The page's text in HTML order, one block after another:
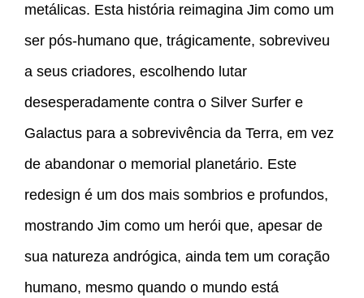
metálicas. Esta história reimagina Jim como um
ser pós-humano que, trágicamente, sobreviveu
a seus criadores, escolhendo lutar
desesperadamente contra o Silver Surfer e
Galactus para a sobrevivência da Terra, em vez
de abandonar o memorial planetário. Este
redesign é um dos mais sombrios e profundos,
mostrando Jim como um herói que, apesar de
sua natureza andrógica, ainda tem um coração
humano, mesmo quando o mundo está